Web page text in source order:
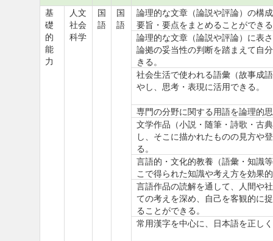
基
礎
的
能
力
人文
社会
科学
国
語
国
語
論理的な文章（論説や評論）の構
要旨・要点をまとめることができ
論理的な文章（論説や評論）に表
論拠の妥当性の判断を踏まえて自
きる。
社会生活で使われる語彙（故事成
やし、思考・表現に活用できる。
専門の分野に関する用語を論理的
文学作品（小説・随筆・詩歌・古
し、そこに描かれたものの見方や
る。
言語的・文化的教養（語彙・知識
こで得られた知識や考え方を効果
言語作品の読解を通して、人間や
ての考えを深め、自己を客観的に
ることができる。
常用漢字を中心に、日本語を正し